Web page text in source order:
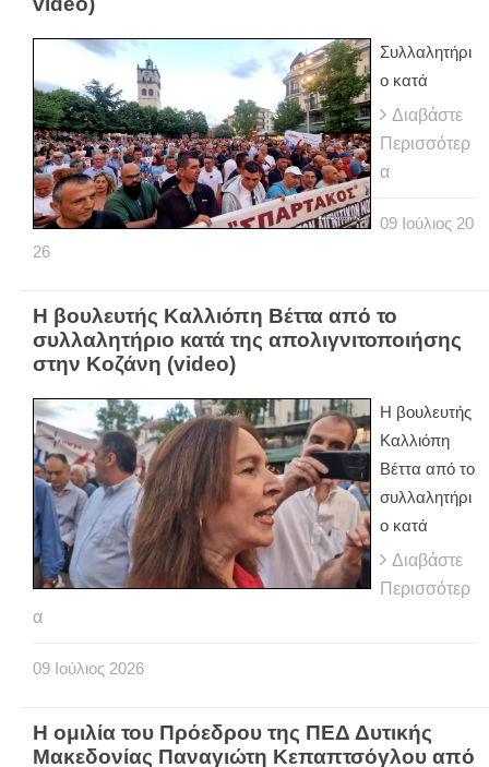
Συλλαλητήρι
ο κατά
Διαβάστε
Περισσότερ
α
09 Ιούλιος 20
26
Η βουλευτής Καλλιόπη Βέττα από το
συλλαλητήριο κατά της απολιγνιτοποιήσης
στην Κοζάνη (video)
Η βουλευτής
Καλλιόπη
Βέττα από το
συλλαλητήρι
ο κατά
Διαβάστε
Περισσότερ
α
09 Ιούλιος 2026
Η ομιλία του Πρόεδρου της ΠΕΔ Δυτικής
Μακεδονίας Παναγιώτη Κεπαπτσόγλου από